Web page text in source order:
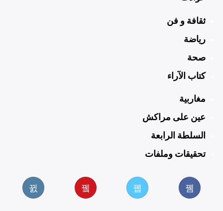
ثقافة و فن
رياضة
صحة
كتاب الآراء
مغاربية
عين على مراكش
السلطة الرابعة
تحقيقات وملفات